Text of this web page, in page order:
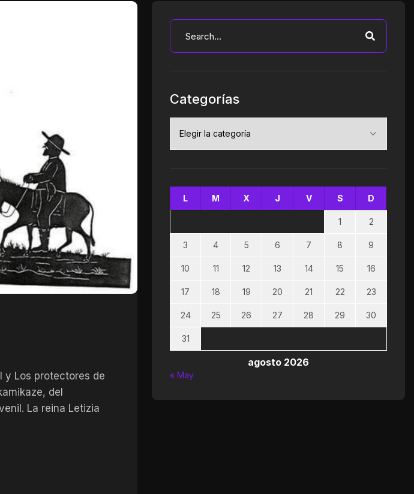
y Los protectores de
del
La reina Letizia
Categorías
agosto 2026
L M X J V S D
1 2
3 4 5 6 7 8 9
10 11 12 13 14 15 16
17 18 19 20 21 22 23
24 25 26 27 28 29 30
31
« May